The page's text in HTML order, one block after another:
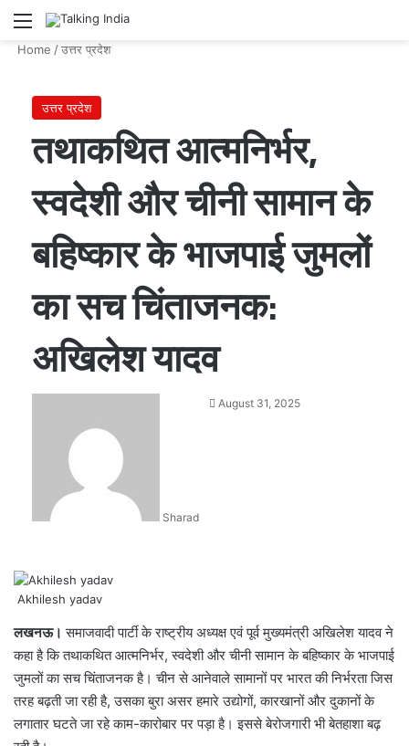
Menu
Home /उत्तर प्रदेश
उत्तर प्रदेश
तथाकथित आत्मनिर्भर,
स्वदेशी और चीनी सामान के
बहिष्कार के भाजपाई जुमलों
का सच चिंताजनक:
अखिलेश यादव
Sharad
SendAugust 31, 2025
Akhilesh yadav
लखनऊ।समाजवादी पार्टी के राष्ट्रीय अध्यक्ष एवं पूर्व मुख्यमंत्री अखिलेश यादव ने
कहा है कि तथाकथित आत्मनिर्भर, स्वदेशी और चीनी सामान के बहिष्कार के भाजपाई
जुमलों का सच चिंताजनक है। चीन से आनेवाले सामानों पर भारत की निर्भरता जिस
तरह बढ़ती जा रही है, उसका बुरा असर हमारे उद्योगों, कारखानों और दुकानों के
लगातार घटते जा रहे काम-कारोबार पर पड़ा है। इससे बेरोजगारी भी बेतहाशा बढ़